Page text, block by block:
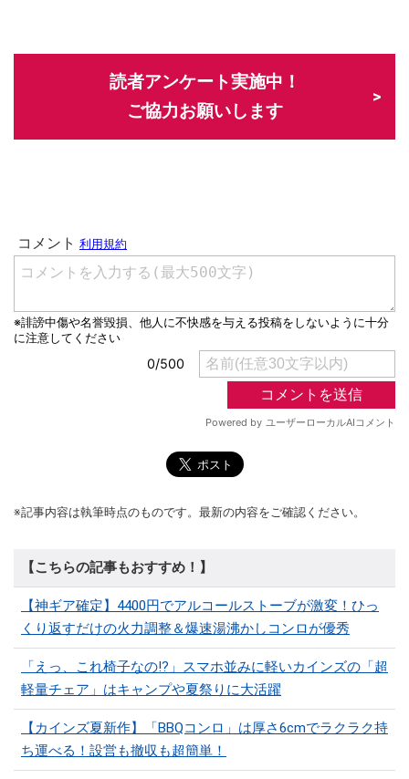
読者アンケート実施中！
ご協力お願いします
※記事内容は執筆時点のものです。最新の内容をご確認ください。
【こちらの記事もおすすめ！】
【神ギア確定】4400円でアルコールストーブが激変！ひっ
くり返すだけの火力調整＆爆速湯沸かしコンロが優秀
「えっ、これ椅子なの!?」スマホ並みに軽いカインズの「超
軽量チェア」はキャンプや夏祭りに大活躍
【カインズ夏新作】「BBQコンロ」は厚さ6cmでラクラク持
ち運べる！設営も撤収も超簡単！